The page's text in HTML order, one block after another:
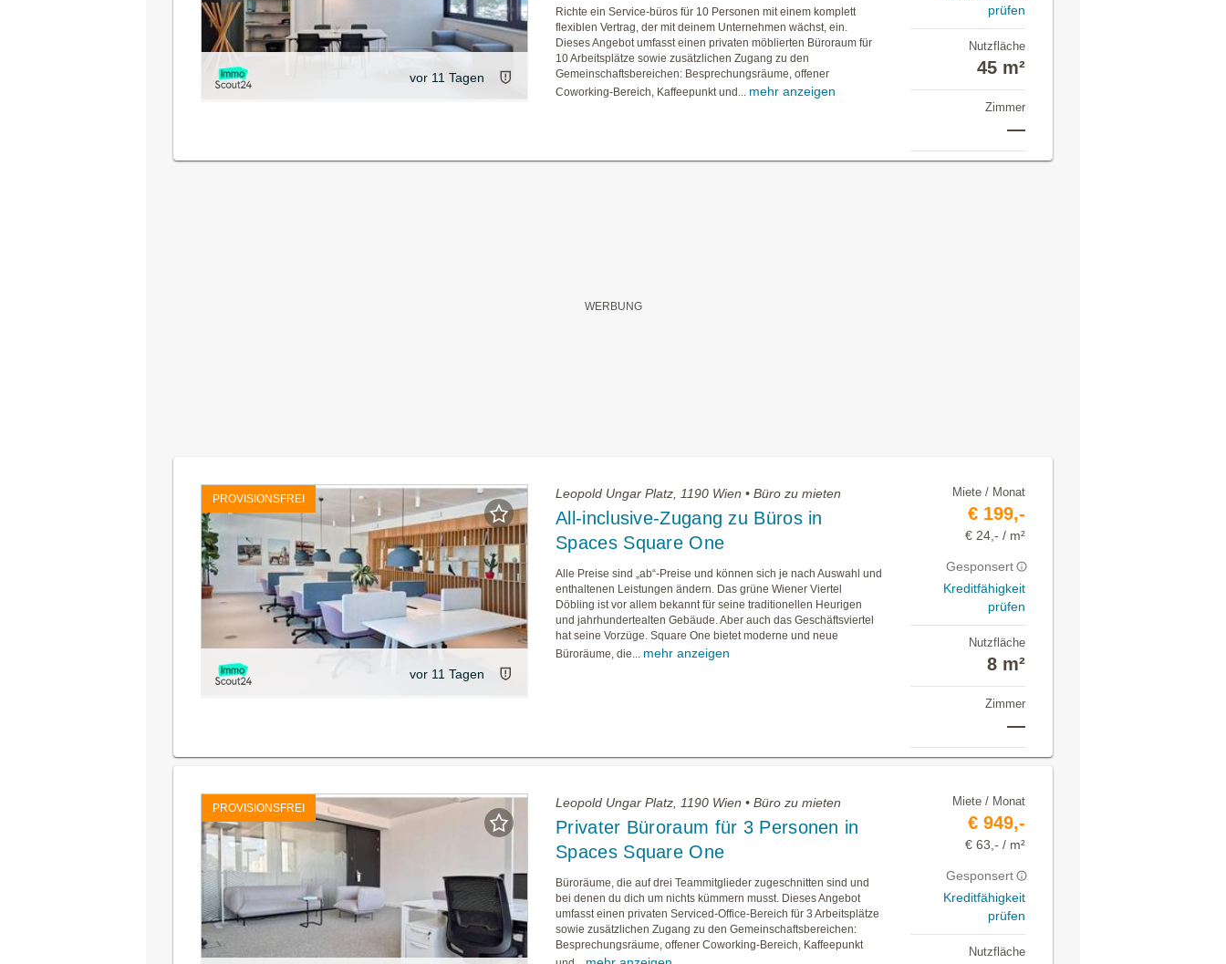
vor 11 Tagen
Richte ein Service-büros für 10 Personen mit einem komplett
flexiblen Vertrag, der mit deinem Unternehmen wächst, ein.
Dieses Angebot umfasst einen privaten möblierten Büroraum für
10 Arbeitsplätze sowie zusätzlichen Zugang zu den
Gemeinschaftsbereichen: Besprechungsräume, offener
Coworking-Bereich, Kaffeepunkt und... mehr anzeigen
prüfen
Nutzfläche
45 m²
Zimmer
—
PROVISIONSFREI
vor 11 Tagen
Leopold Ungar Platz, 1190 Wien • Büro zu mieten
All-inclusive-Zugang zu Büros in
Spaces Square One
Alle Preise sind „ab“-Preise und können sich je nach Auswahl und
enthaltenen Leistungen ändern. Das grüne Wiener Viertel
Döbling ist vor allem bekannt für seine traditionellen Heurigen
und jahrhundertealten Gebäude. Aber auch das Geschäftsviertel
hat seine Vorzüge. Square One bietet moderne und neue
Büroräume, die... mehr anzeigen
Miete / Monat
€ 199,-
€ 24,- / m²
Gesponsert
Kreditfähigkeit
prüfen
Nutzfläche
8 m²
Zimmer
—
PROVISIONSFREI Leopold Ungar Platz, 1190 Wien • Büro zu mieten
Privater Büroraum für 3 Personen in
Spaces Square One
Büroräume, die auf drei Teammitglieder zugeschnitten sind und
bei denen du dich um nichts kümmern musst. Dieses Angebot
umfasst einen privaten Serviced-Office-Bereich für 3 Arbeitsplätze
sowie zusätzlichen Zugang zu den Gemeinschaftsbereichen:
Besprechungsräume, offener Coworking-Bereich, Kaffeepunkt
Miete / Monat
€ 949,-
€ 63,- / m²
Gesponsert
Kreditfähigkeit
prüfen
Nutzfläche